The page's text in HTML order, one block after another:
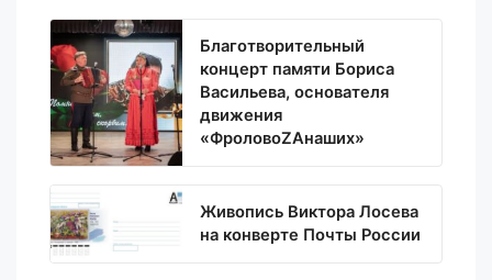
Благотворительный
концерт памяти Бориса
Васильева, основателя
движения
«ФроловоZАнаших»
Живопись Виктора Лосева
на конверте Почты России